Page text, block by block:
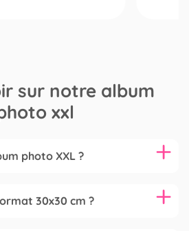
sur notre album
xxl
photo XXL ?
30x30 cm ?